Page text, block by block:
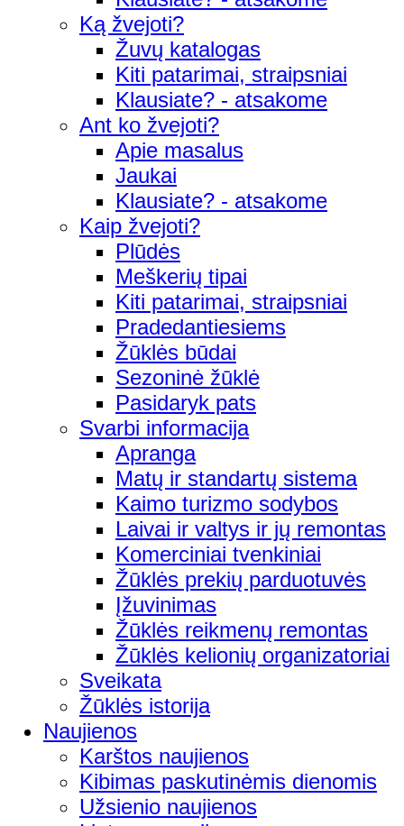
Ką žvejoti?
Žuvų katalogas
Kiti patarimai, straipsniai
Klausiate? - atsakome
Ant ko žvejoti?
Apie masalus
Jaukai
Klausiate? - atsakome
Kaip žvejoti?
Plūdės
Meškerių tipai
Kiti patarimai, straipsniai
Pradedantiesiems
Žūklės būdai
Sezoninė žūklė
Pasidaryk pats
Svarbi informacija
Apranga
Matų ir standartų sistema
Kaimo turizmo sodybos
Laivai ir valtys ir jų remontas
Komerciniai tvenkiniai
Žūklės prekių parduotuvės
Įžuvinimas
Žūklės reikmenų remontas
Žūklės kelionių organizatoriai
Sveikata
Žūklės istorija
Naujienos
Karštos naujienos
Kibimas paskutinėmis dienomis
Užsienio naujienos